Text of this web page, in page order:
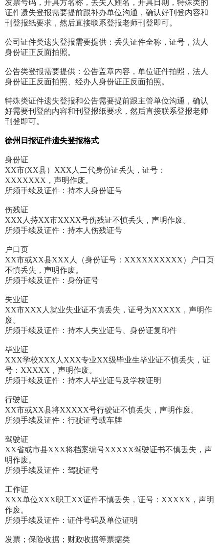
发票号码，开具方名称，丢失人姓名，开具日期，特殊类的
证件遗失登报需要提前跟补办单位沟通，确认好刊登内容和
刊登报纸要求，然后直接联系登报老师刊登即可。
公司证件类遗失登报需要提供：丢失证件全称，证号，法人
身份证正反面拍照。
公告类登报需要提供：公告盖章内容，单位证件拍照，法人
身份证正反面拍照、经办人身份证正反面拍照。
特殊类证件遗失登报和公告需要提前跟主管单位沟通，确认
好需要刊登的内容和刊登报纸要求，然后直接联系登报老师
刊登即可。
徐州日报证件遗失登报格式
身份证
XX市(XX县）XXX人二代身份证丢失，证号：
XXXXXXX，声明作废。
所须手续及证件：持本人身份证号
伤残证
XXX人持XX市XXXX号伤残证不慎丢失，声明作废。
所须手续及证件：持本人伤残证号
户口页
XX市或XX县XXX人（身份证号：XXXXXXXXXX）户口页
不慎丢失，声明作废。
所须手续及证件：身份证号
失业证
XX市XXX人就业失业证不慎丢失，证号为XXXXX，声明作
废。
所须手续及证件：持本人失业证号、身份证复印件
毕业证
XXX学校XXX人XXX专业XX级毕业生毕业证不慎丢失，证
号：XXXXX，声明作废。
所须手续及证件：持本人毕业证号及学校证明
行驶证
XX市或XX县将XXXXX号行驶证不慎丢失，声明作废。
所须手续及证件：行驶证号或车牌
驾驶证
XX省或市县XXX将档案编号XXXXX驾驶证书不慎丢失，声
明作废。
所须手续及证件：驾驶证号
工作证
XXX单位XXX职工XX证件不慎丢失，证号：XXXXX，声明
作废。
所须手续及证件：证件号码及单位证明
发票；保险收据；财政收据等票据类